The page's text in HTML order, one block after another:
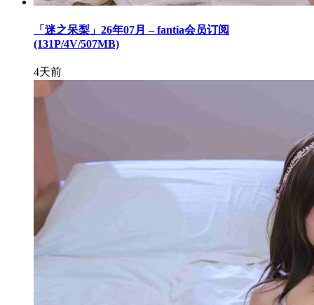
「迷之呆梨」26年07月 – fantia会员订阅
(131P/4V/507MB)
4天前